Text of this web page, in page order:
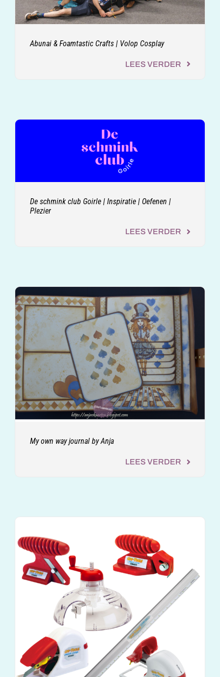
Abunai & Foamtastic Crafts | Volop Cosplay
LEES VERDER
De schmink club Goirle | Inspiratie | Oefenen |
Plezier
LEES VERDER
My own way journal by Anja
LEES VERDER